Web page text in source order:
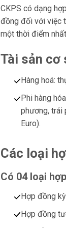
CKPS có dạng
đồng đối với việc
một thời điểm
Tài sản cơ
Hàng hoá:
Phi hàng
phương, trái
Euro).
Các loại
Có 04 loại
Hợp đồng
Hợp đồng